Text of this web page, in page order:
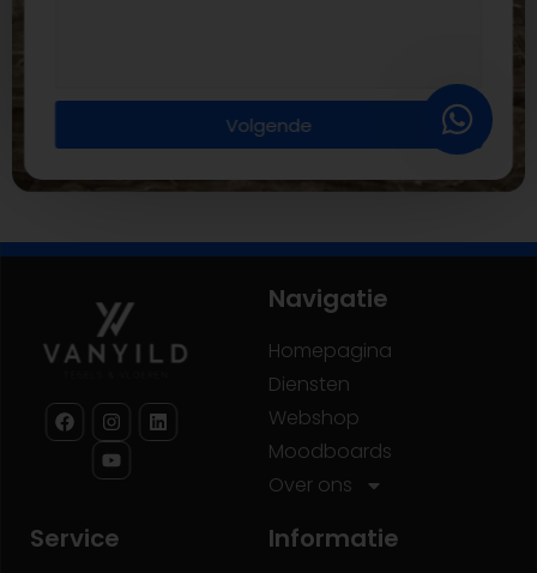
Volgende
Navigatie
Homepagina
Diensten
Webshop
Moodboards
Over ons
Service Informatie